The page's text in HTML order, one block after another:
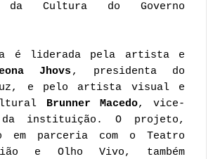
da Cultura do Governo
é liderada pela artista e
Jhovs , presidenta do
e pelo artista visual e
Brunner Macedo, vice-
da instituição. O projeto,
em parceria com o Teatro
e Olho Vivo, também